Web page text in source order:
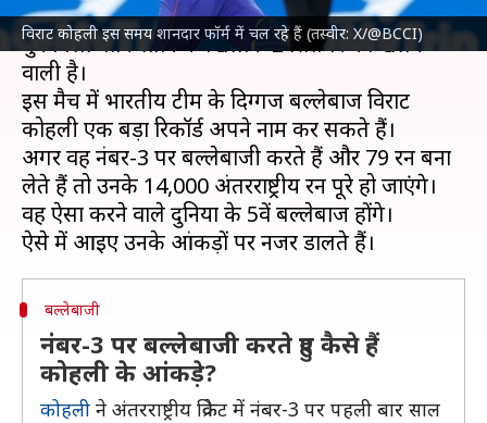
विराट कोहली इस समय शानदार फॉर्म में चल रहे हैं (तस्वीर: X/@BCCI)
एशिया कप क्रिकेटमेंभारतीय क्रिकेट टीमअपना पहला
मुकाबला पाकिस्तान के खिलाफ 2 सितंबर को खेलने
वाली है।
इस मैच में भारतीय टीम के दिग्गज बल्लेबाज विराट
कोहली एक बड़ा रिकॉर्ड अपने नाम कर सकते हैं।
अगर वह नंबर-3 पर बल्लेबाजी करते हैं और 79 रन बना
लेते हैं तो उनके 14,000 अंतरराष्ट्रीय रन पूरे हो जाएंगे।
वह ऐसा करने वाले दुनिया के 5वें बल्लेबाज होंगे।
बल्लेबाजी
नंबर-3 पर बल्लेबाजी करते हुए कैसे हैं
कोहली के आंकड़े?
कोहली ने अंतरराष्ट्रीय क्रिकेट में नंबर-3 पर पहली बार साल